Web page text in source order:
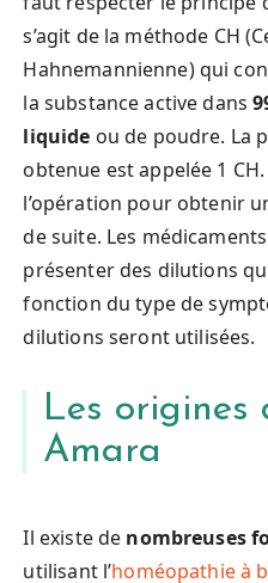
s’agit de la méthode CH
Hahnemannienne) qui
la substance active dans
liquide ou de poudre. La
obtenue est appelée 1
l’opération pour obtenir
de suite. Les
présenter des dilutions
fonction du type de
dilutions seront utilisées.
Les origines
Amara
Il existe de nombreuses
utilisant l’homéopathie à